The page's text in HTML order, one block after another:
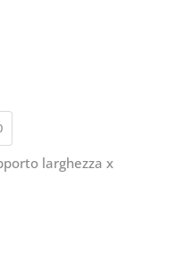
larghezza x